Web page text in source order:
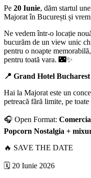
Pe 20 Iunie, dăm startul
Majorat în București și
Ne vedem într-o locație
bucurăm de un view unic
pentru o noapte
pentru toată vara. 🌃✨
📍 Grand Hotel
Hai la Majorat este un
petreacă fără limite, pe
🎧 Open Format:
Popcorn Nostalgia +
🔥 SAVE THE DATE
🗓️ 20 Iunie 2026